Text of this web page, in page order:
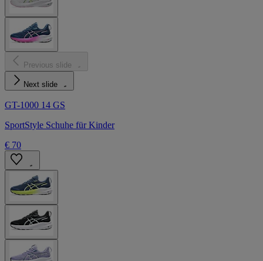
Previous slide
Next slide
GT-1000 14 GS
SportStyle Schuhe für Kinder
€ 70